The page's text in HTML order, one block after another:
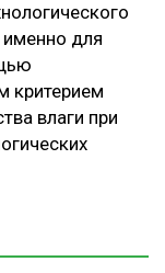
именно для
критерием
влаги при